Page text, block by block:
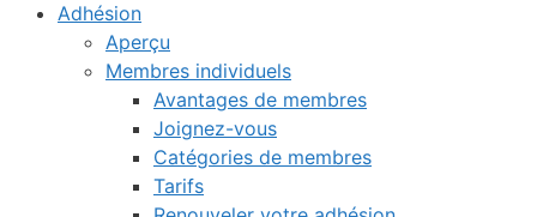
Adhésion
Aperçu
Membres individuels
Avantages de membres
Joignez-vous
Catégories de membres
Tarifs